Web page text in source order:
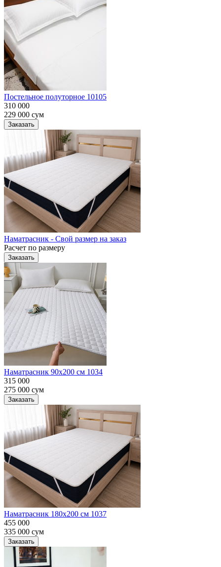
Постельное полуторное 10105
310 000
229 000 сум
Заказать
Наматрасник - Свой размер на заказ
Расчет по размеру
Заказать
Наматрасник 90х200 см 1034
315 000
275 000 сум
Заказать
Наматрасник 180х200 см 1037
455 000
335 000 сум
Заказать